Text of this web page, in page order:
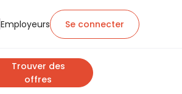
Employeurs Se connecter
Trouver des
offres